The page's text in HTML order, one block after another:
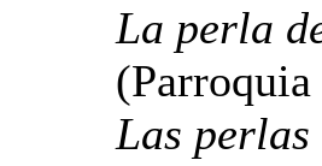
La perla
Las